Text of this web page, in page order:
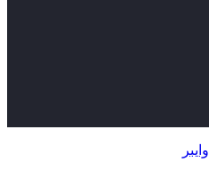
وایبر